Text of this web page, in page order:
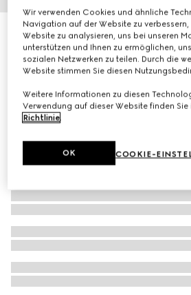
Gucci Guilty Pour Homme, 90 ml,
€ 141
Wir verwenden Cookies und ähnliche
Navigation auf der Website zu
Website zu analysieren, uns bei unseren
unterstützen und Ihnen zu ermöglichen,
sozialen Netzwerken zu teilen. Durch die
Website stimmen Sie diesen
Weitere Informationen zu diesen
Verwendung auf dieser Website finden Sie
Richtlinie.
COOKIE-
OK